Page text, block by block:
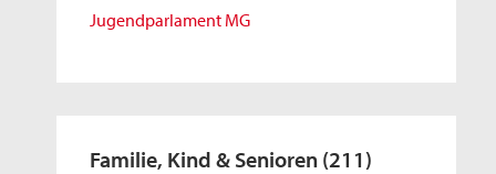
Jugendparlament MG
Familie, Kind & Senioren (211)